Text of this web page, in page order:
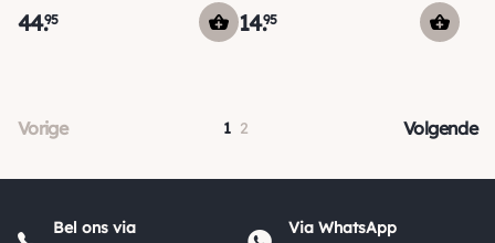
44.95 14.95
Vorige 1 2 Volgende
Bel ons via
Via WhatsApp